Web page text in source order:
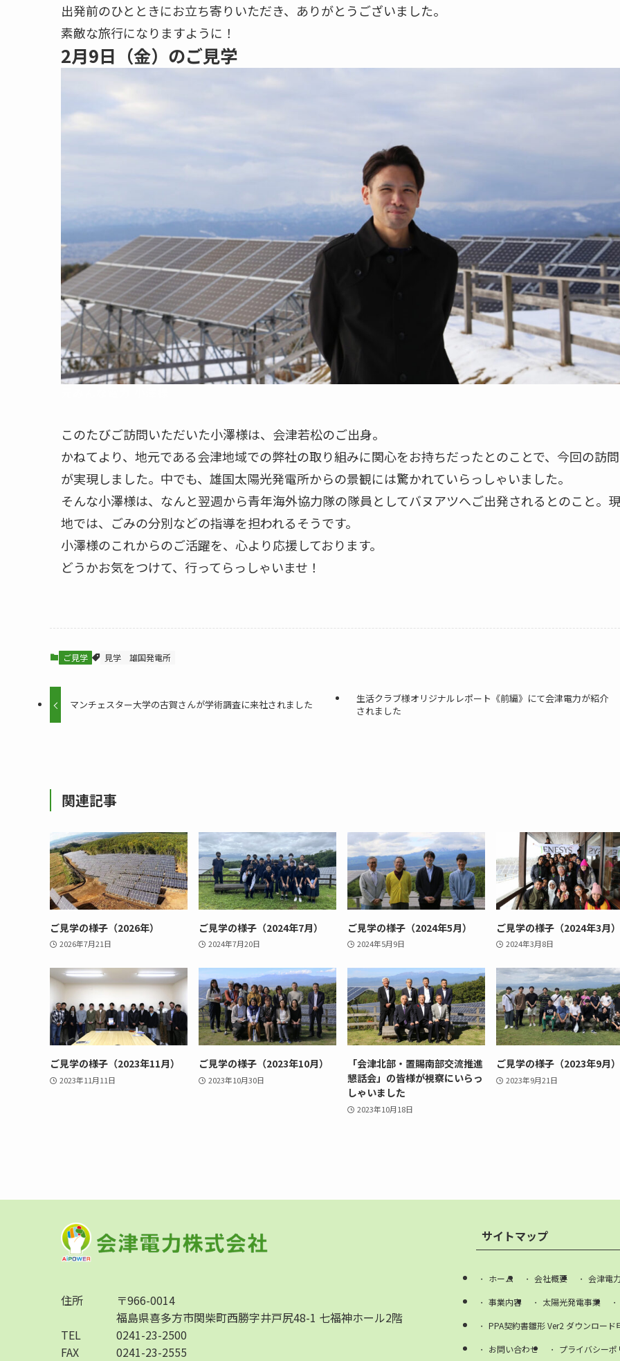
出発前のひとときにお立ち寄りいただき、ありがとうございました。
素敵な旅行になりますように！
2月9日（金）のご見学
このたびご訪問いただいた小澤様は、会津若松のご出身。
かねてより、地元である会津地域での弊社の取り組みに関心をお持ちだったとのことで、今回の訪問
が実現しました。中でも、雄国太陽光発電所からの景観には驚かれていらっしゃいました。
そんな小澤様は、なんと翌週から青年海外協力隊の隊員としてバヌアツへご出発されるとのこと。現
地では、ごみの分別などの指導を担われるそうです。
小澤様のこれからのご活躍を、心より応援しております。
どうかお気をつけて、行ってらっしゃいませ！
ご見学 見学 雄国発電所
マンチェスター大学の古賀さんが学術調査に来社されました
生活クラブ様オリジナルレポート《前編》にて会津電力が紹介
されました
関連記事
ご見学の様子（2026年）
2026年7月21日
ご見学の様子（2024年7月）
2024年7月20日
ご見学の様子（2024年5月）
2024年5月9日
ご見学の様子（2024年3月）
2024年3月8日
ご見学の様子（2023年11月）
2023年11月11日
ご見学の様子（2023年10月）
2023年10月30日
「会津北部・置賜南部交流推進
懇話会」の皆様が視察にいらっ
しゃいました
2023年10月18日
ご見学の様子（2023年9月）
2023年9月21日
住所
〒966-0014
福島県喜多方市関柴町西勝字井戸尻48-1 七福神ホール2階
TEL
0241-23-2500
FAX
0241-23-2555
サイトマップ
ホーム 会社概要
会津電
事業内容
太陽光発電事業
PPA契約書雛形 Ver2 ダウンロード
お問い合わせ
プライバシーポ